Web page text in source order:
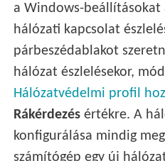
a Windows-beállításokat
hálózati kapcsolat
párbeszédablakot
hálózat észlelésekor,
Hálózatvédelmi profil
Rákérdezés értékre. A
konfigurálása mindig
számítógép egy új